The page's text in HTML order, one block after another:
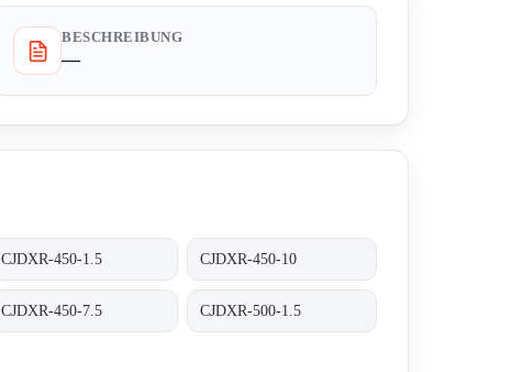
BESCHREIBUNG
—
CJDXR-450-1.5 CJDXR-450-10
CJDXR-450-7.5 CJDXR-500-1.5